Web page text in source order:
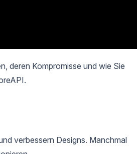
deren Kompromisse und wie Sie
verbessern Designs. Manchmal